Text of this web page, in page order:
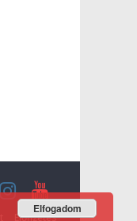
Előfizetés
Elfogadom